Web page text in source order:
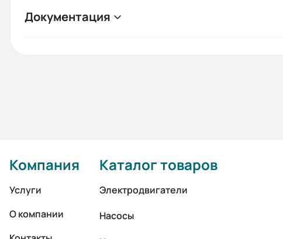
Документация
Компания
Услуги
О компании
Каталог товаров
Электродвигатели
Насосы